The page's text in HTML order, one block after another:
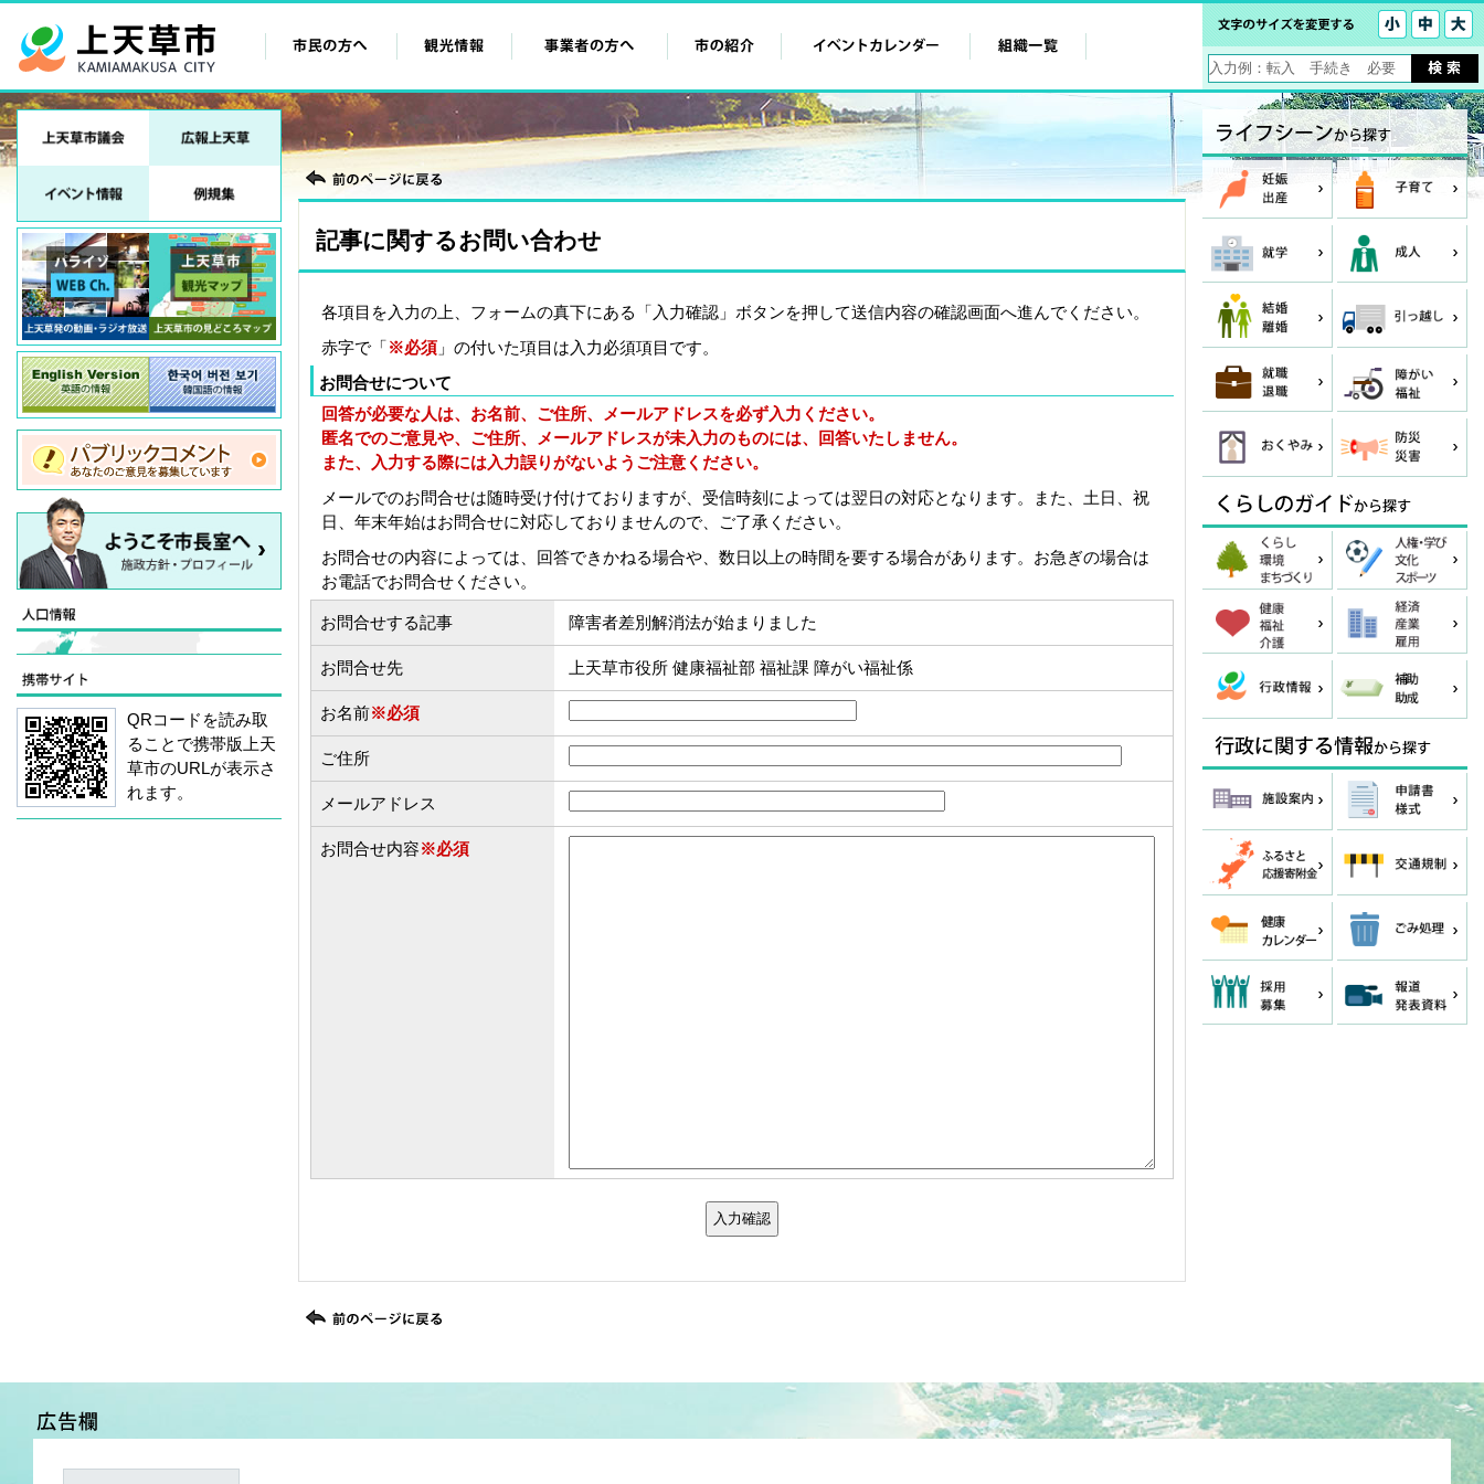
記事に関するお問い合わせ
各項目を入力の上、フォームの真下にある「入力確認」ボタンを押して送信内容の確認画面へ進んでください。
赤字で「※必須 」の付いた項目は入力必須項目です。
お問合せについて
回答が必要な人は、お名前、ご住所、メールアドレスを必ず入力ください。
匿名でのご意見や、ご住所、メールアドレスが未入力のものには、回答いたしません。
また、入力する際には入力誤りがないようご注意ください。
メールでのお問合せは随時受け付けておりますが、受信時刻によっては翌日の対応となります。また、土日、祝
日、年末年始はお問合せに対応しておりませんので、ご了承ください。
お問合せの内容によっては、回答できかねる場合や、数日以上の時間を要する場合があります。お急ぎの場合は
お電話でお問合せください。
お問合せする記事 障害者差別解消法が始まりました
お問合せ先 上天草市役所 健康福祉部 福祉課 障がい福祉係
お名前※必須
ご住所
メールアドレス
お問合せ内容※必須
QRコードを読み取
ることで携帯版上天
草市のURLが表示さ
れます。